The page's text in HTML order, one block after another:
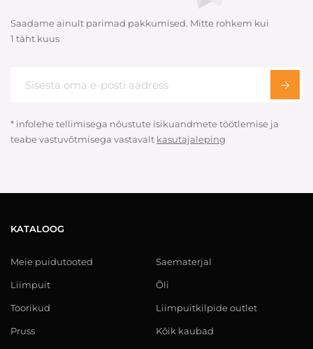
Saadame ainult parimad pakkumised. Mitte rohkem kui
1 täht kuus
* infolehe tellimisega nõustute isikuandmete töötlemise ja
teabe vastuvõtmisega vastavalt kasutajaleping
KATALOOG
Meie puidutooted
Liimpuit
Toorikud
Pruss
Saematerjal
Õli
Liimpuitkilpide outlet
Kõik kaubad